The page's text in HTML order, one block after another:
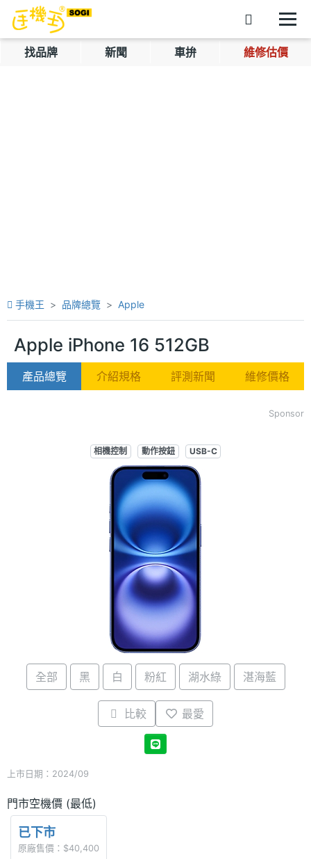
找品牌 新聞 車拚 維修估價
手機王 品牌總覽 Apple
Apple iPhone 16 512GB
產品總覽 介紹規格 評測新聞 維修價格
Sponsor
相機控制 動作按鈕 USB-C
全部 黑 白 粉紅 湖水綠 湛海藍
比較 最愛
上市日期：2024/09
門市空機價 (最低)
已下市
原廠售價：$40,400